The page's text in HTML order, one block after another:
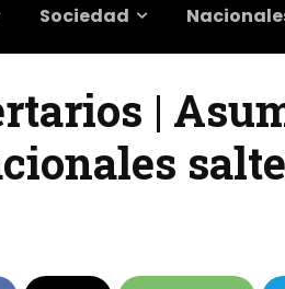
Sociedad
|